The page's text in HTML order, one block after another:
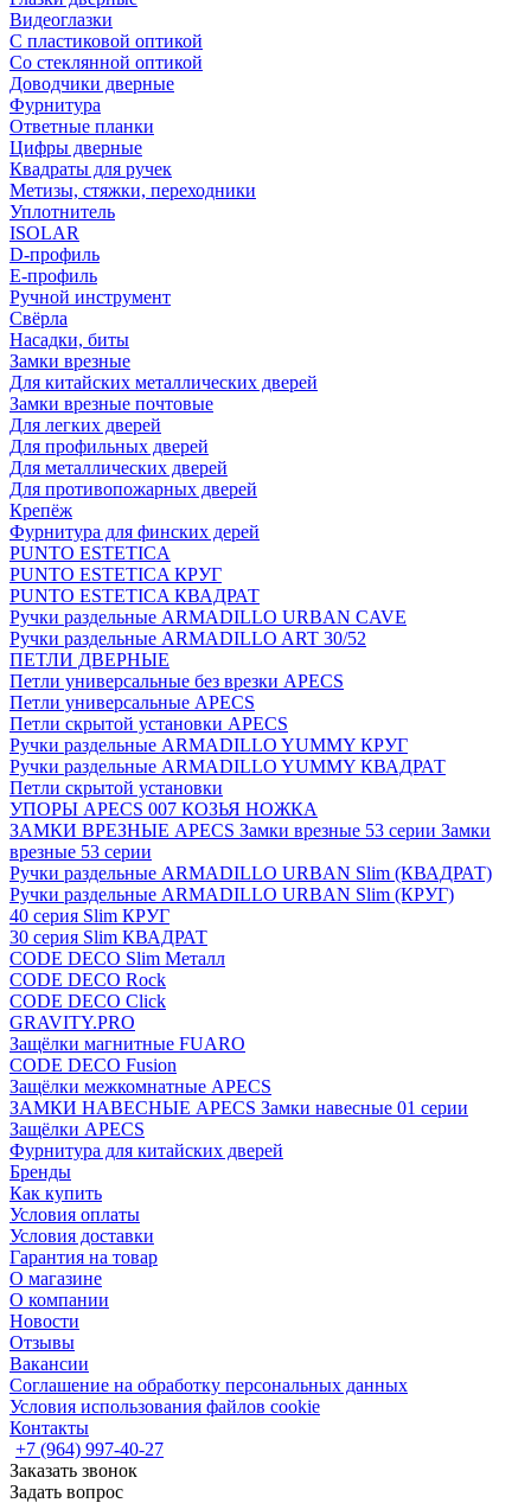
Видеоглазки
С пластиковой оптикой
Со стеклянной оптикой
Доводчики дверные
Фурнитура
Ответные планки
Цифры дверные
Квадраты для ручек
Метизы, стяжки, переходники
Уплотнитель
ISOLAR
D-профиль
Е-профиль
Ручной инструмент
Свёрла
Насадки, биты
Замки врезные
Для китайских металлических дверей
Замки врезные почтовые
Для легких дверей
Для профильных дверей
Для металлических дверей
Для противопожарных дверей
Крепёж
Фурнитура для финских дерей
PUNTO ESTETICA
PUNTO ESTETICA КРУГ
PUNTO ESTETICA КВАДРАТ
Ручки раздельные ARMADILLO URBAN CAVE
Ручки раздельные ARMADILLO ART 30/52
ПЕТЛИ ДВЕРНЫЕ
Петли универсальные без врезки APECS
Петли универсальные APECS
Петли скрытой установки APECS
Ручки раздельные ARMADILLO YUMMY КРУГ
Ручки раздельные ARMADILLO YUMMY КВАДРАТ
Петли скрытой установки
УПОРЫ APECS 007 КОЗЬЯ НОЖКА
ЗАМКИ ВРЕЗНЫЕ APECS Замки врезные 53 серии Замки
врезные 53 серии
Ручки раздельные ARMADILLO URBAN Slim (КВАДРАТ)
Ручки раздельные ARMADILLO URBAN Slim (КРУГ)
40 серия Slim КРУГ
30 серия Slim КВАДРАТ
CODE DECO Slim Металл
CODE DECO Rock
CODE DECO Click
GRAVITY.PRO
Защёлки магнитные FUARO
CODE DECO Fusion
Защёлки межкомнатные APECS
ЗАМКИ НАВЕСНЫЕ APECS Замки навесные 01 серии
Защёлки APECS
Фурнитура для китайских дверей
Бренды
Как купить
Условия оплаты
Условия доставки
Гарантия на товар
О магазине
О компании
Новости
Отзывы
Вакансии
Соглашение на обработку персональных данных
Условия использования файлов cookie
Контакты
+7 (964) 997-40-27
Заказать звонок
Задать вопрос